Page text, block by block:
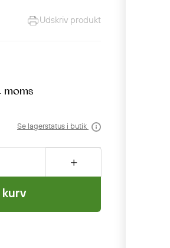
Udskriv produkt
moms
Se lagerstatus i butik